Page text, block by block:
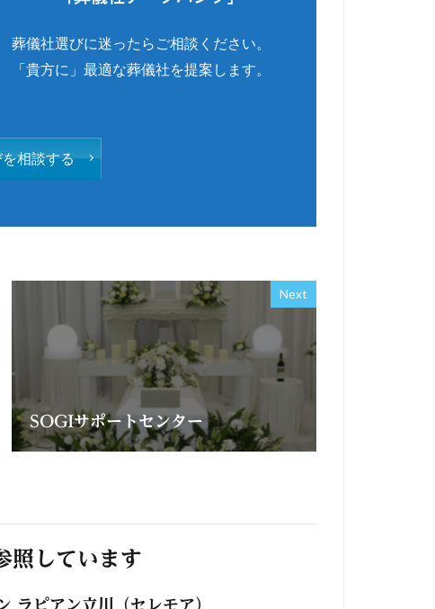
葬儀社選びに迷ったらご相談ください。
「貴方に」最適な葬儀社を提案します。
相談する
Next
SOGIサポートセンター
照しています
ラピアン立川（セレモア）